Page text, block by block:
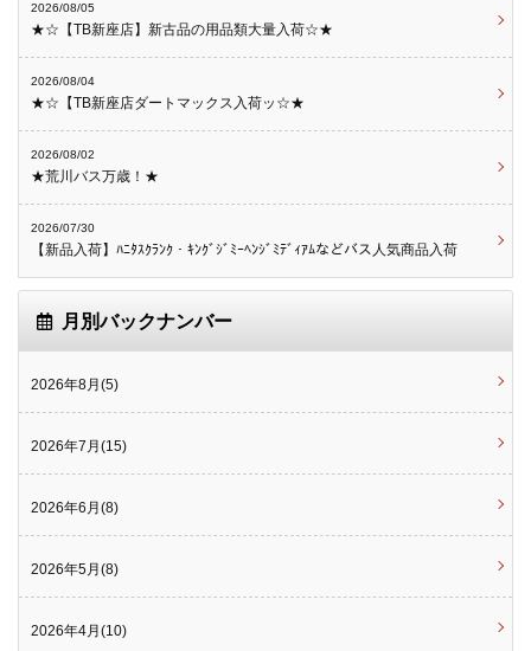
2026/08/05
★☆【TB新座店】新古品の用品類大量入荷☆★
2026/08/04
★☆【TB新座店ダートマックス入荷ッ☆★
2026/08/02
★荒川バス万歳！★
2026/07/30
【新品入荷】ﾊﾆﾀｽｸﾗﾝｸ・ｷﾝｸﾞｼﾞﾐｰﾍﾝｼﾞﾐﾃﾞｨｱﾑなどバス人気商品入荷
月別バックナンバー
2026年8月(5)
2026年7月(15)
2026年6月(8)
2026年5月(8)
2026年4月(10)